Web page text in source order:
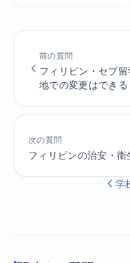
前の質問
フィリピン・セブ
地での変更はできる
次の質問
フィリピンの治安・衛
学